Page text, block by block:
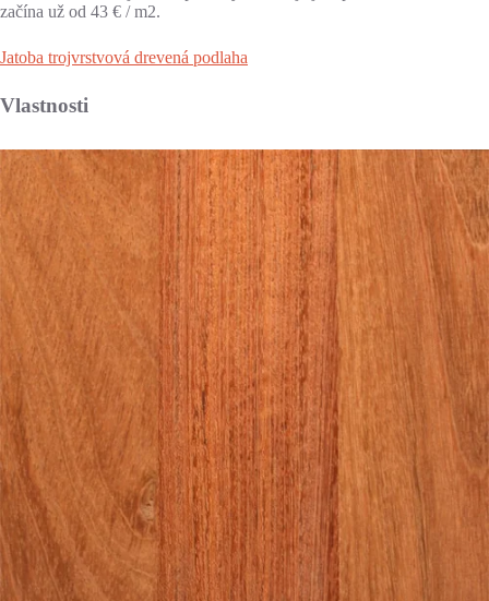
začína už od 43 € / m2.
Jatoba trojvrstvová drevená podlaha
Vlastnosti